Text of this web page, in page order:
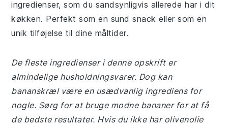
ingredienser, som du sandsynligvis allerede har i dit
køkken. Perfekt som en sund snack eller som en
unik tilføjelse til dine måltider.
De fleste ingredienser i denne opskrift er
almindelige husholdningsvarer. Dog kan
bananskræl være en usædvanlig ingrediens for
nogle. Sørg for at bruge modne bananer for at få
de bedste resultater. Hvis du ikke har olivenolie